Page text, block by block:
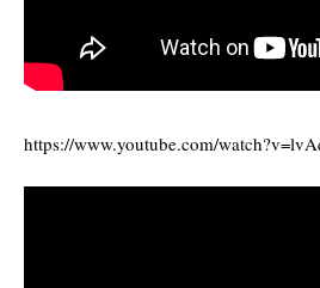
https://www.youtube.com/